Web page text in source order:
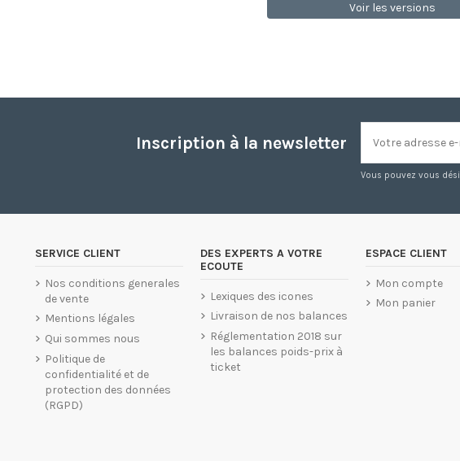
Voir les versions
Inscription à la newsletter
Vous pouvez vous
SERVICE CLIENT
Nos conditions generales
de vente
Mentions légales
Qui sommes nous
Politique de
confidentialité et de
protection des données
(RGPD)
DES EXPERTS A VOTRE
ECOUTE
Lexiques des icones
Livraison de nos balances
Réglementation 2018 sur
les balances poids-prix à
ticket
ESPACE CLIENT
Mon compte
Mon panier